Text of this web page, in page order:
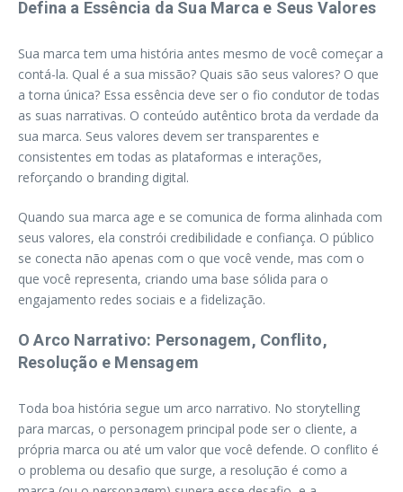
Defina a Essência da Sua Marca e Seus Valores
Sua marca tem uma história antes mesmo de você começar a
contá-la. Qual é a sua missão? Quais são seus valores? O que
a torna única? Essa essência deve ser o fio condutor de todas
as suas narrativas. O conteúdo autêntico brota da verdade da
sua marca. Seus valores devem ser transparentes e
consistentes em todas as plataformas e interações,
reforçando o branding digital.
Quando sua marca age e se comunica de forma alinhada com
seus valores, ela constrói credibilidade e confiança. O público
se conecta não apenas com o que você vende, mas com o
que você representa, criando uma base sólida para o
engajamento redes sociais e a fidelização.
O Arco Narrativo: Personagem, Conflito,
Resolução e Mensagem
Toda boa história segue um arco narrativo. No storytelling
para marcas, o personagem principal pode ser o cliente, a
própria marca ou até um valor que você defende. O conflito é
o problema ou desafio que surge, a resolução é como a